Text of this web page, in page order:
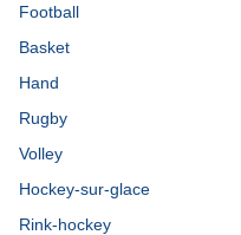
Football
Basket
Hand
Rugby
Volley
Hockey-sur-glace
Rink-hockey